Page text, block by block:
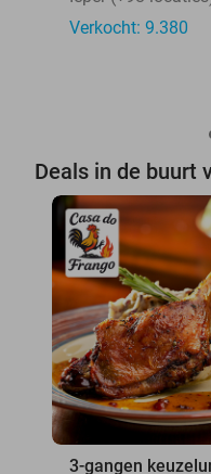
Verkocht: 9.380
Deals in de buurt
3-gangen